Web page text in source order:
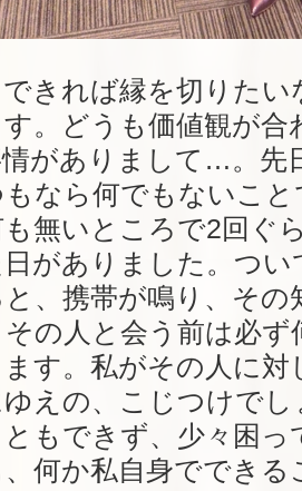
できれば縁を切りた
。どうも価値観が合
がありまして…。先
なら何でもないこ
も無いところで2回ぐ
がありました。つ
、携帯が鳴り、その
の人と会う前は必
す。私がその人に対
えの、こじつけでし
もできず、少々困っ
何か私自身でできる